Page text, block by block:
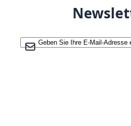
Melden Sie sich für unseren